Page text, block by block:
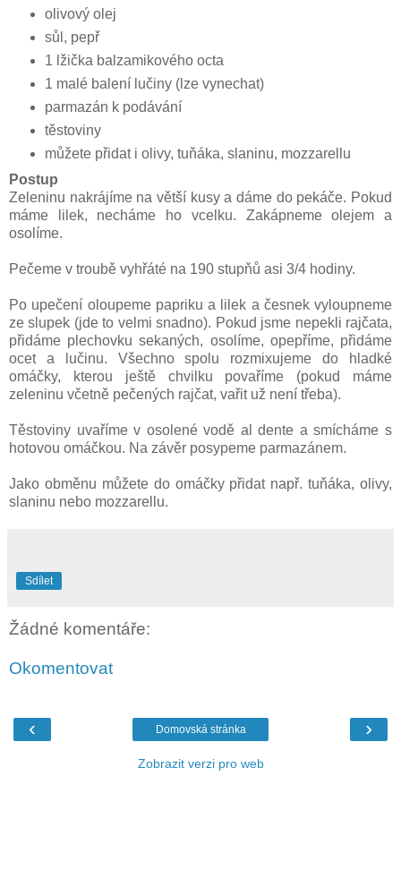
olivový olej
sůl, pepř
1 lžička balzamikového octa
1 malé balení lučiny (lze vynechat)
parmazán k podávání
těstoviny
můžete přidat i olivy, tuňáka, slaninu, mozzarellu
Postup
Zeleninu nakrájíme na větší kusy a dáme do pekáče. Pokud
máme lilek, necháme ho vcelku. Zakápneme olejem a
osolíme.
Pečeme v troubě vyhřáté na 190 stupňů asi 3/4 hodiny.
Po upečení oloupeme papriku a lilek a česnek vyloupneme
ze slupek (jde to velmi snadno). Pokud jsme nepekli rajčata,
přidáme plechovku sekaných, osolíme, opepříme, přidáme
ocet a lučinu. Všechno spolu rozmixujeme do hladké
omáčky, kterou ještě chvilku povaříme (pokud máme
zeleninu včetně pečených rajčat, vařit už není třeba).
Těstoviny uvaříme v osolené vodě al dente a smícháme s
hotovou omáčkou. Na závěr posypeme parmazánem.
Jako obměnu můžete do omáčky přidat např. tuňáka, olivy,
slaninu nebo mozzarellu.
Sdílet
Žádné komentáře:
Okomentovat
‹ ›
Domovská stránka
Zobrazit verzi pro web